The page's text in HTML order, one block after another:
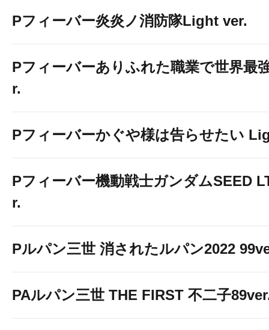
Pフィーバー炎炎ノ消防隊Light ver.
Pフィーバーありふれた職業で世界最
r.
Pフィーバーかぐや様は告らせたい
Pフィーバー機動戦士ガンダムSEED
r.
Pルパン三世 消されたルパン2022
PAルパン三世 THE FIRST 不二子